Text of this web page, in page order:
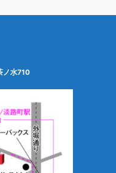
ノ水710